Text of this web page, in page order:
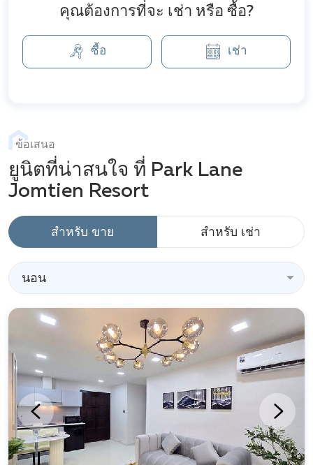
คุณต้องการที่จะ เช่า หรือ ซื้อ?
ซื้อ เช่า
ข้อเสนอ
ยูนิตที่น่าสนใจ ที่ Park Lane
Jomtien Resort
สำหรับ ขาย สำหรับ เช่า
นอน